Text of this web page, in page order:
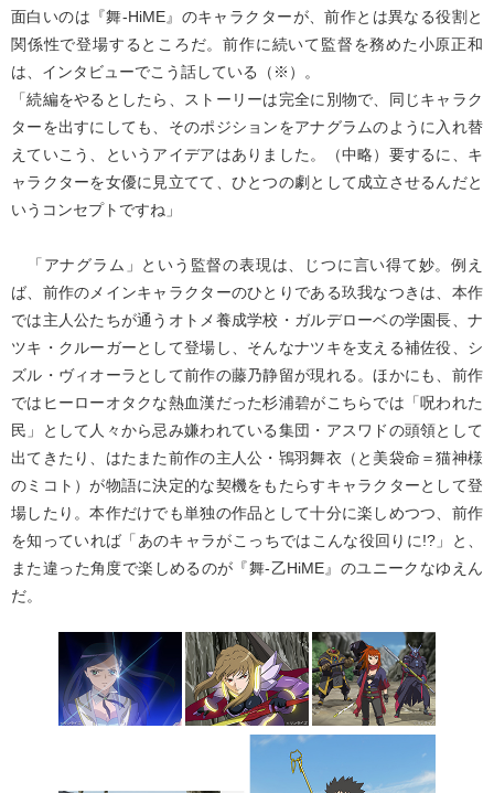
面白いのは『舞-HiME』のキャラクターが、前作とは異なる役割と
関係性で登場するところだ。前作に続いて監督を務めた小原正和
は、インタビューでこう話している（※）。
「続編をやるとしたら、ストーリーは完全に別物で、同じキャラク
ターを出すにしても、そのポジションをアナグラムのように入れ替
えていこう、というアイデアはありました。（中略）要するに、キ
ャラクターを女優に見立てて、ひとつの劇として成立させるんだと
いうコンセプトですね」
「アナグラム」という監督の表現は、じつに言い得て妙。例え
ば、前作のメインキャラクターのひとりである玖我なつきは、本作
では主人公たちが通うオトメ養成学校・ガルデローベの学園長、ナ
ツキ・クルーガーとして登場し、そんなナツキを支える補佐役、シ
ズル・ヴィオーラとして前作の藤乃静留が現れる。ほかにも、前作
ではヒーローオタクな熱血漢だった杉浦碧がこちらでは「呪われた
民」として人々から忌み嫌われている集団・アスワドの頭領として
出てきたり、はたまた前作の主人公・鴇羽舞衣（と美袋命＝猫神様
のミコト）が物語に決定的な契機をもたらすキャラクターとして登
場したり。本作だけでも単独の作品として十分に楽しめつつ、前作
を知っていれば「あのキャラがこっちではこんな役回りに!?」と、
また違った角度で楽しめるのが『舞-乙HiME』のユニークなゆえん
だ。